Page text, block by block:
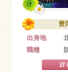
豊
出身地
職種